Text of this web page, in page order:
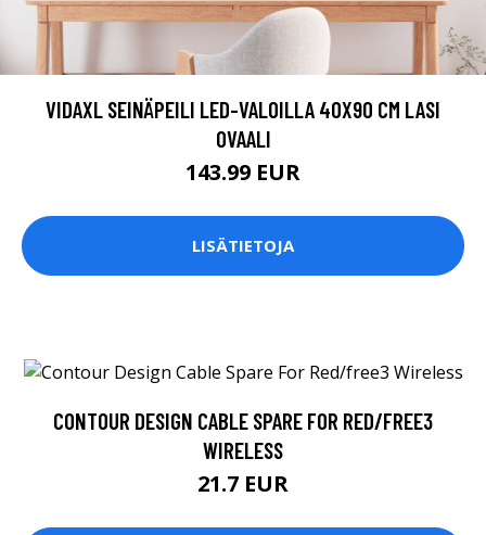
VIDAXL SEINÄPEILI LED-VALOILLA 40X90 CM LASI
OVAALI
143.99 EUR
LISÄTIETOJA
CONTOUR DESIGN CABLE SPARE FOR RED/FREE3
WIRELESS
21.7 EUR